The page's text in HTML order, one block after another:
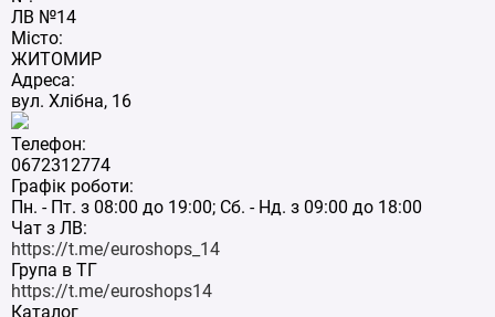
ЛВ №14
Місто:
ЖИТОМИР
Адреса:
вул. Хлібна, 16
Телефон:
0672312774
Графік роботи:
Пн. - Пт. з 08:00 до 19:00; Сб. - Нд. з 09:00 до 18:00
Чат з ЛВ:
https://t.me/euroshops_14
Група в ТГ
https://t.me/euroshops14
Каталог